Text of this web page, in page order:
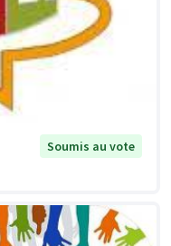
Soumis au vote